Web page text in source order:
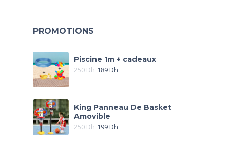
PROMOTIONS
Piscine 1m + cadeaux
250Dh 189Dh
King Panneau De Basket
Amovible
250Dh 199Dh